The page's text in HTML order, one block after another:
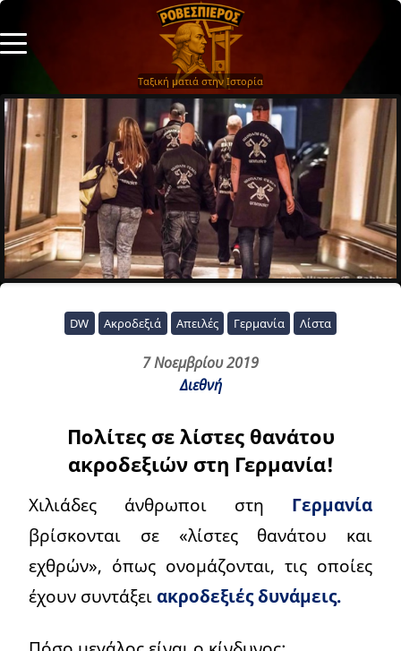
Ταξική ματιά στην Ιστορία
DW Ακροδεξιά Απειλές Γερμανία Λίστα
7 Νοεμβρίου 2019
Διεθνή
Πολίτες σε λίστες θανάτου
ακροδεξιών στη Γερμανία!
Χιλιάδες άνθρωποι στη Γερμανία
βρίσκονται σε «λίστες θανάτου και
εχθρών», όπως ονομάζονται, τις οποίες
έχουν συντάξειακροδεξιές δυνάμεις.